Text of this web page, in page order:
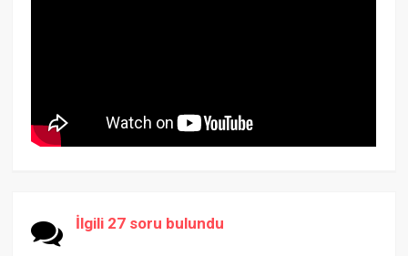
İlgili 27 soru bulundu